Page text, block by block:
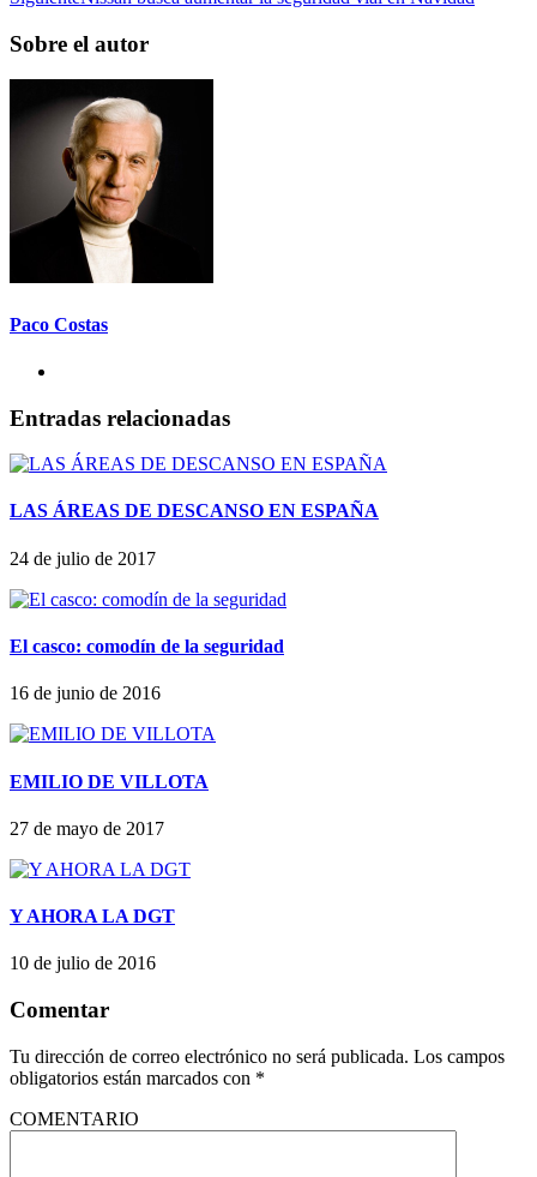
Sobre el autor
Paco Costas
Entradas relacionadas
LAS ÁREAS DE DESCANSO EN ESPAÑA
24 de julio de 2017
El casco: comodín de la seguridad
16 de junio de 2016
EMILIO DE VILLOTA
27 de mayo de 2017
Y AHORA LA DGT
10 de julio de 2016
Comentar
Tu dirección de correo electrónico no será publicada. Los campos
obligatorios están marcados con *
COMENTARIO